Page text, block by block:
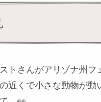
トさんがアリゾナ州
近くで小さな動物が